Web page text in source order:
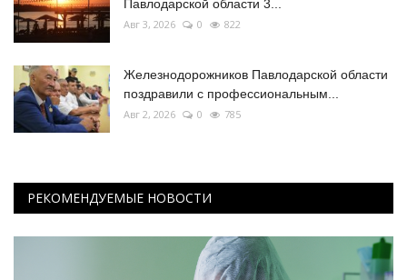
Павлодарской области 3...
Авг 3, 2026 0 822
Железнодорожников Павлодарской области
поздравили с профессиональным...
Авг 2, 2026 0 785
РЕКОМЕНДУЕМЫЕ НОВОСТИ